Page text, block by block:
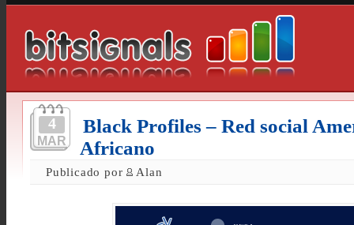
4
MAR
Black Profiles – Red social
Africano
Publicado por Alan